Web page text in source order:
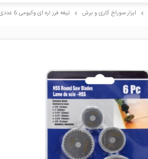
chevron_right ابزار سوراخ کاری و برش chevron_right تیغه فرز اره ای وکیومی 6 عددی HSS مناسب دریل و فرز مینیاتوری